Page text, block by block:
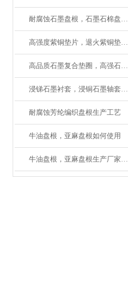
耐腐蚀石墨盘根，石墨石棉盘根性能及用途
高强度紫铜垫片，退火紫铜垫圈，齿形紫铜垫厂家
高品质石墨复合垫圈，高强石墨复合垫简单介绍
浸锑石墨衬套，浸铜石墨轴套厂家直销（质量保障）
耐腐蚀芳纶编织盘根生产工艺
牛油盘根，亚麻盘根如何使用
牛油盘根，亚麻盘根生产厂家有大量现货